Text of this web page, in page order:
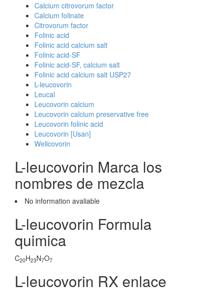
Calcium citrovorum factor
Calcium folinate
Citrovorum factor
Folinic acid
Folinic acid calcium salt
Folinic acid-SF
Folinic acid-SF, calcium salt
Folinic acid calcium salt USP27
L-leucovorin
Leucal
Leucovorin calcium
Leucovorin calcium preservative free
Leucovorin folinic acid
Leucovorin [Usan]
Wellcovorin
L-leucovorin Marca los
nombres de mezcla
No information avaliable
L-leucovorin Formula
quimica
C20H23N7O7
L-leucovorin RX enlace